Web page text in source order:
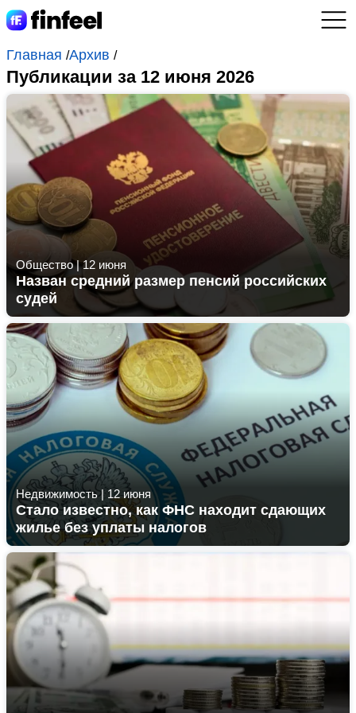
Главная /Архив /
Публикации за 12 июня 2026
Общество|12 июня
Назван средний размер пенсий российских
судей
Недвижимость| 12 июня
Стало известно, как ФНС находит сдающих
жилье без уплаты налогов